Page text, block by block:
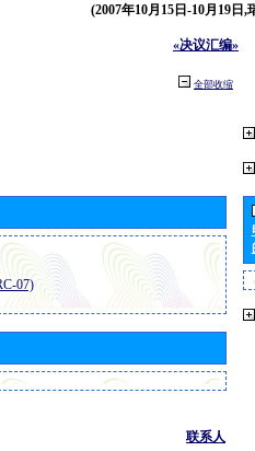
(2007年10月15日-10月19日,
«决议汇编»
全部收缩
07)
联系人